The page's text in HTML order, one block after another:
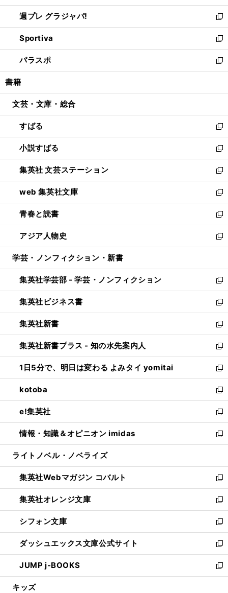
開
く
ウ
で
開
く
ウ
ィ
ン
ド
ウ
で
開
し
い
ウ
ィ
ン
ド
ウ
開
週プレ グラジャパ!
新
し
い
ウ
ィ
ン
ウ
開
く
Sportiva
新
し
い
ウ
ン
ウ
で
開
く
パラスポ
新
し
ウ
ン
ド
ウ
で
開
く
書籍
文芸・文庫・総合
すばる
新
し
い
ウ
ィ
ン
ド
ウ
で
開
く
小説すばる
新
し
い
ウ
ィ
ン
ド
ウ
で
開
集英社 文芸ステーション
新
し
い
ウ
ィ
ン
ド
ウ
開
く
web 集英社文庫
新
し
い
ウ
ィ
ン
ウ
で
開
く
青春と読書
新
し
い
ウ
ン
ド
ウ
で
開
く
アジア人物史
新
し
ウ
ィ
ン
ド
ウ
で
開
く
学芸・ノンフィクション・新書
集英社学芸部 - 学芸・ノンフィクション
新
し
い
ウ
ィ
ン
ド
ウ
で
開
く
集英社ビジネス書
新
し
い
ウ
ィ
ン
ド
ウ
で
開
く
集英社新書
新
し
い
ウ
ィ
ン
ド
ウ
で
開
く
集英社新書プラス - 知の水先案内人
新
し
い
ウ
ィ
ン
ド
ウ
で
開
1日5分で、明日は変わる よみタイ yomitai
新
し
い
ウ
ィ
ン
ド
ウ
開
く
kotoba
新
し
い
ウ
ィ
ン
ウ
で
開
く
e!集英社
新
し
い
ウ
ン
ド
ウ
で
開
く
情報・知識＆オピニオン imidas
新
し
ウ
ィ
ン
ド
ウ
で
開
く
ライトノベル・ノベライズ
集英社Webマガジン コバルト
新
し
い
ウ
ィ
ン
ド
ウ
で
開
集英社オレンジ文庫
新
し
い
ウ
ィ
ン
ド
ウ
シフォン文庫
新
し
い
ウ
ィ
ン
ダッシュエックス文庫公式サイト
新
し
い
ウ
JUMP j-BOOKS
新
し
キッズ